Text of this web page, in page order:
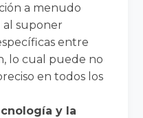
a menudo
al suponer
entre
lo cual puede no
en todos los
y la